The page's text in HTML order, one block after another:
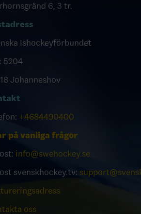
6, 3 tr.
Ishockeyförbundet
5204
18 Johanneshov
+4684490400
på vanliga frågor
info@swehockey.se
svenskhockey.tv:
oss